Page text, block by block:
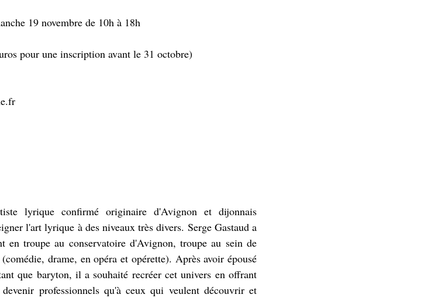
19 novembre de 10h à 18h
pour une inscription avant le 31 octobre)
lyrique confirmé originaire d'Avignon et dijonnais
l'art lyrique à des niveaux très divers. Serge Gastaud a
en troupe au conservatoire d'Avignon, troupe au sein de
drame, en opéra et opérette). Après avoir épousé
que baryton, il a souhaité recréer cet univers en offrant
professionnels qu'à ceux qui veulent découvrir et